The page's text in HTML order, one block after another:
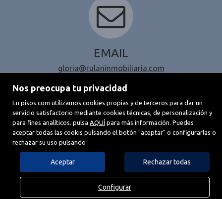
Nos preocupa tu privacidad
En pisos.com utilizamos cookies propias y de terceros para dar un
servicio satisfactorio mediante cookies técnicas, de personalización y
para fines analíticos. pulsa AQUÍ para más información. Puedes
aceptar todas las cookis pulsando el botón "aceptar" o configurarlas o
rechazar su uso pulsando
Aceptar Rechazar todas
Configurar
EMAIL
gloria@rulaninmobiliaria.com